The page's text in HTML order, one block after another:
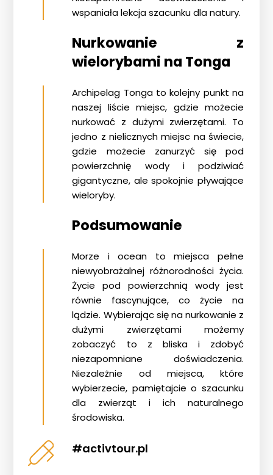
wspaniała lekcja szacunku dla natury.
Nurkowanie z
wielorybami na Tonga
Archipelag Tonga to kolejny punkt na
naszej liście miejsc, gdzie możecie
nurkować z dużymi zwierzętami. To
jedno z nielicznych miejsc na świecie,
gdzie możecie zanurzyć się pod
powierzchnię wody i podziwiać
gigantyczne, ale spokojnie pływające
wieloryby.
Podsumowanie
Morze i ocean to miejsca pełne
niewyobrażalnej różnorodności życia.
Życie pod powierzchnią wody jest
równie fascynujące, co życie na
lądzie. Wybierając się nanurkowanie z
dużymi zwierzętamimożemy
zobaczyć to z bliska i zdobyć
niezapomniane doświadczenia.
Niezależnie od miejsca, które
wybierzecie, pamiętajcie o szacunku
dla zwierząt i ich naturalnego
środowiska.
#activtour.pl